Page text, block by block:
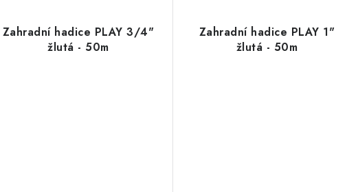
Zahradní hadice PLAY 3/4"
žlutá - 50m
Zahradní hadice PLAY 1"
žlutá - 50m